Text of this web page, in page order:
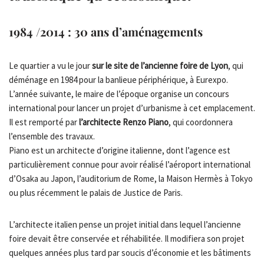
1984 /2014 : 30 ans d’aménagements
Le quartier a vu le joursur le site de l’ancienne foire de Lyon, qui
déménage en 1984 pour la banlieue périphérique, à Eurexpo.
L’année suivante, le maire de l’époque organise un concours
international pour lancer un projet d’urbanisme à cet emplacement.
Il est remporté parl’architecte Renzo Piano, qui coordonnera
l’ensemble des travaux.
Piano est un architecte d’origine italienne, dont l’agence est
particulièrement connue pour avoir réalisé l’aéroport international
d’Osaka au Japon, l’auditorium de Rome, la Maison Hermès à Tokyo
ou plus récemment le palais de Justice de Paris.
L’architecte italien pense un projet initial dans lequel l’ancienne
foire devait être conservée et réhabilitée. Il modifiera son projet
quelques années plus tard par soucis d’économie et les bâtiments